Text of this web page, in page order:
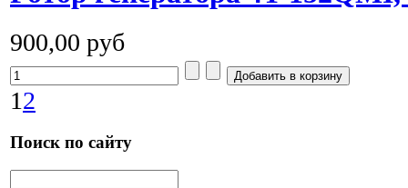
900,00 руб
12
Поиск по сайту